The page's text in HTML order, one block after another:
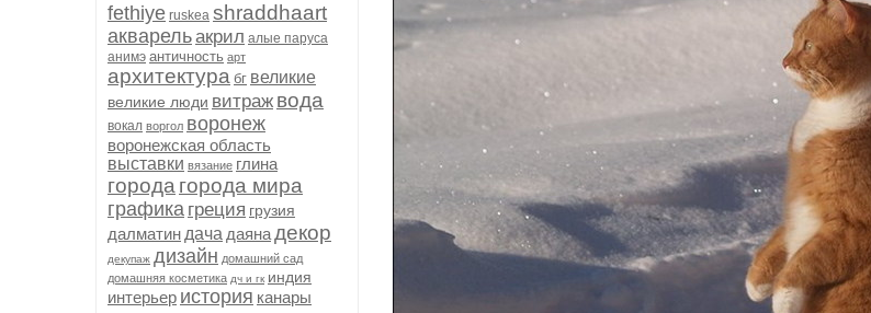
fethiye ruskea shraddhaart
акварельакрил алые паруса
анимэ античность арт
архитектура бг великие
великие люди витраж вода
вокал воргол воронеж
воронежская область
выставки вязание глина
города города мира
графика греция грузия
далматин дача даянадекор
декупаж дизайн домашний сад
домашняя косметика дч и гк индия
интерьер история канары